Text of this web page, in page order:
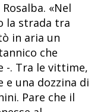
«Nel
la strada tra
in aria un
che
-. Tra le vittime,
una dozzina di
Pare che il